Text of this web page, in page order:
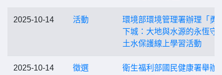
2025-10-14 活動
環境部環境管理署辦理「勇
下城：大地與水源的永恆守
土水保護線上學習活動
2025-10-14 徵選
衛生福利部國民健康署舉辦